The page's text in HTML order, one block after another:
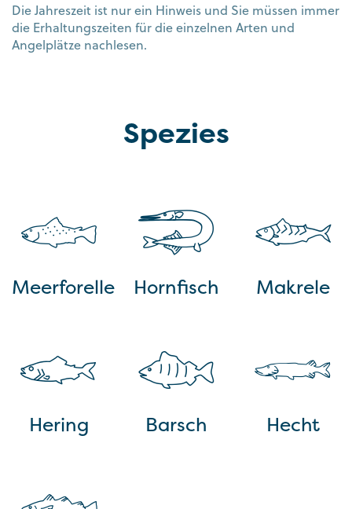
Die Jahreszeit ist nur ein Hinweis und Sie müssen immer
die Erhaltungszeiten für die einzelnen Arten und
Angelplätze nachlesen.
Spezies
Meerforelle Hornfisch Makrele
Hering Barsch Hecht